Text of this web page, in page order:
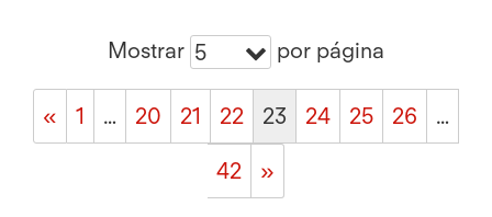
Mostrar 5 por página
« 1 … 20 21 22 23 24 25 26 …
42 »